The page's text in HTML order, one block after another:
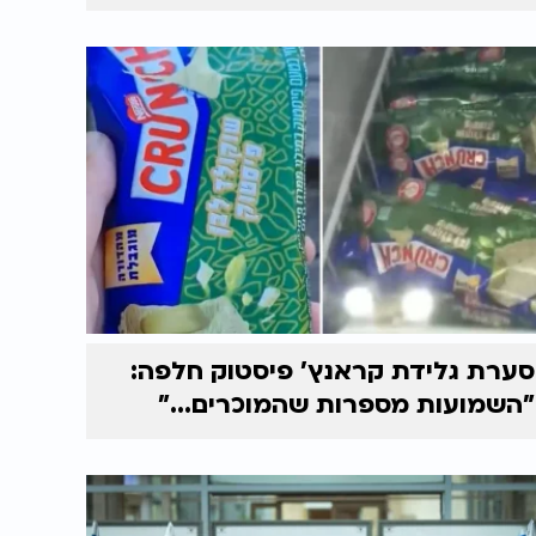
סערת גלידת קראנץ' פיסטוק חלפה:
"השמועות מספרות שהמוכרים..."